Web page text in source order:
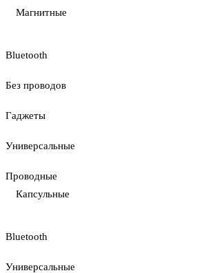
Магнитные
Bluetooth
Без проводов
Гаджеты
Универсальные
Проводные
Капсульные
Bluetooth
Универсальные